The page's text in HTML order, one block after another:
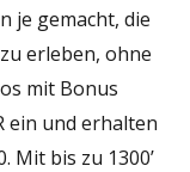
je gemacht, die
erleben, ohne
mit Bonus
ein und erhalten
Mit bis zu 1300’